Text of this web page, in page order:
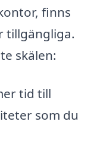
finns
tillgängliga.
skälen:
tid till
som du